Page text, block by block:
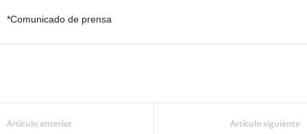
*Comunicado de prensa
Artículo anterior Artículo siguiente